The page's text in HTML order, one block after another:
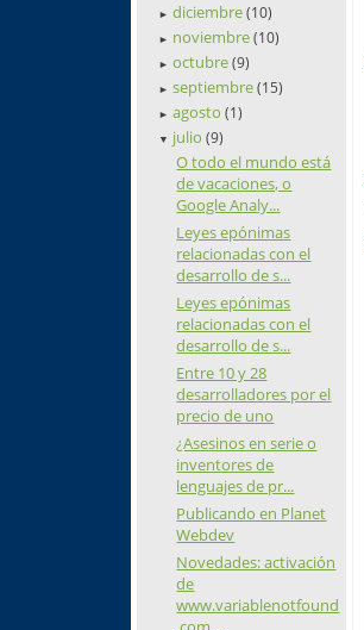
► diciembre(10)
► noviembre(10)
► octubre(9)
► septiembre(15)
► agosto(1)
▼ julio(9)
O todo el mundo está
de vacaciones, o
Google Analy...
Leyes epónimas
relacionadas con el
desarrollo de s...
Leyes epónimas
relacionadas con el
desarrollo de s...
Entre 10 y 28
desarrolladores por el
precio de uno
¿Asesinos en serie o
inventores de
lenguajes de pr...
Publicando en Planet
Webdev
Novedades: activación
de
www.variablenotfound